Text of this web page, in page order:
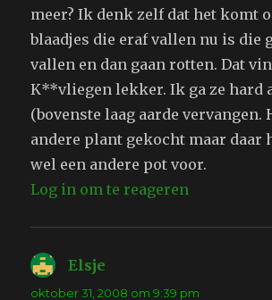
meer? Ik denk zelf dat het komt
blaadjes die eraf vallen nu is die
vallen en dan gaan rotten. Dat
K**vliegen lekker. Ik ga ze hard
(bovenste laag aarde vervangen.
andere plant gekocht maar daar
wel een andere pot voor.
Log in om te reageren
Elsje
oktober 31, 2008 om 9:39 pm